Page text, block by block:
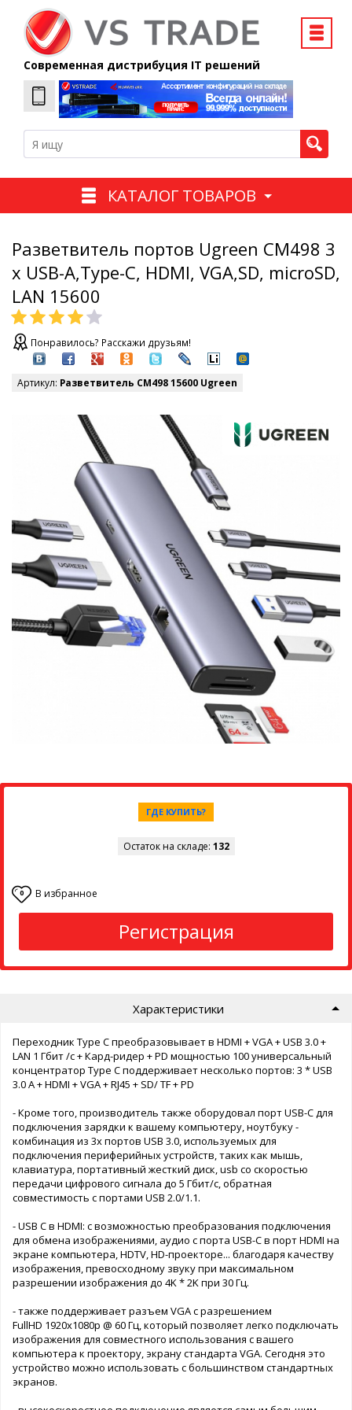
Современная дистрибуция IT решений
КАТАЛОГ ТОВАРОВ
Разветвитель портов Ugreen CM498 3
x USB-A,Type-C, HDMI, VGA,SD, microSD,
LAN 15600
Понравилось? Расскажи друзьям!
Артикул: Разветвитель CM498 15600 Ugreen
ГДЕ КУПИТЬ?
Остаток на складе: 132
0 В избранное
Регистрация
Характеристики
Переходник Type C преобразовывает в HDMI + VGA + USB 3.0 +
LAN 1 Гбит /с + Кард-ридер + PD мощностью 100 универсальный
концентратор Type C поддерживает несколько портов: 3 * USB
3.0 A + HDMI + VGA + RJ45 + SD/ TF + PD
- Кроме того, производитель также оборудовал порт USB-C для
подключения зарядки к вашему компьютеру, ноутбуку -
комбинация из 3х портов USB 3.0, используемых для
подключения периферийных устройств, таких как мышь,
клавиатура, портативный жесткий диск, usb со скоростью
передачи цифрового сигнала до 5 Гбит/с, обратная
совместимость с портами USB 2.0/1.1.
- USB C в HDMI: с возможностью преобразования подключения
для обмена изображениями, аудио с порта USB-C в порт HDMI на
экране компьютера, HDTV, HD-проекторе... благодаря качеству
изображения, превосходному звуку при максимальном
разрешении изображения до 4K * 2K при 30 Гц.
- также поддерживает разъем VGA с разрешением
FullHD 1920x1080p @ 60 Гц, который позволяет легко подключать
изображения для совместного использования с вашего
компьютера к проектору, экрану стандарта VGA. Сегодня это
устройство можно использовать с большинством стандартных
экранов.